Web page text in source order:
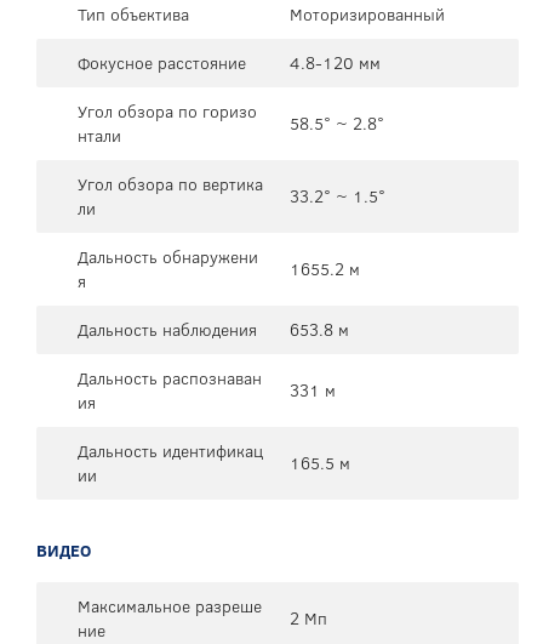
Тип объектива
Моторизированный
Фокусное расстояние
4.8-120 мм
Угол обзора по горизо
нтали
58.5° ~ 2.8°
Угол обзора по вертика
ли
33.2° ~ 1.5°
Дальность обнаружени
я
1655.2 м
Дальность наблюдения
653.8 м
Дальность распознаван
ия
331 м
Дальность идентификац
ии
165.5 м
ВИДЕО
Максимальное разреше
ние
2 Мп